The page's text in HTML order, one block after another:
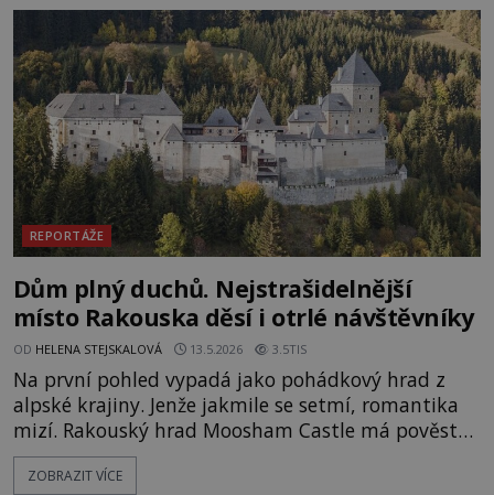
je umělá družice od povrchu Marsu vzdálena asi
1873 kilometrů, nachá
REPORTÁŽE
Dům plný duchů. Nejstrašidelnější
místo Rakouska děsí i otrlé návštěvníky
OD HELENA STEJSKALOVÁ 13.5.2026 3.5TIS
Na první pohled vypadá jako pohádkový hrad z
alpské krajiny. Jenže jakmile se setmí, romantika
mizí. Rakouský hrad Moosham Castle má pověst
nejděsivějšího domu v celé zemi. Lidé tu údajně
slyší kroky v prázdných chodbách, šeptání ze zdí i
ZOBRAZIT VÍCE